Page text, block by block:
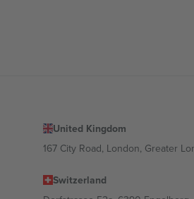
United Kingdom
167 City Road, London, Greater
Switzerland